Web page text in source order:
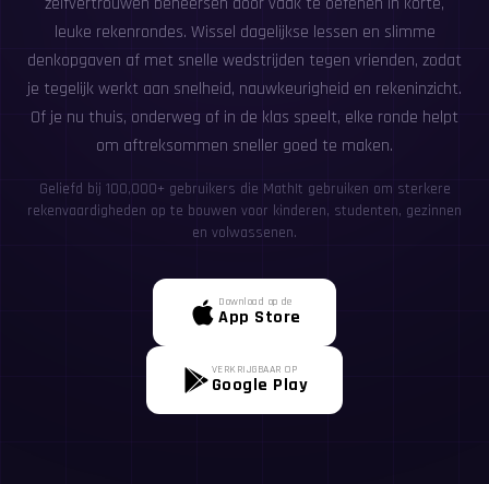
leuke rekenrondes. Wissel dagelijkse lessen en slimme
denkopgaven af met snelle wedstrijden tegen vrienden, zodat
je tegelijk werkt aan snelheid, nauwkeurigheid en rekeninzicht.
Of je nu thuis, onderweg of in de klas speelt, elke ronde helpt
om aftreksommen sneller goed te maken.
Geliefd bij 100,000+ gebruikers die MathIt gebruiken om sterkere
rekenvaardigheden op te bouwen voor kinderen, studenten, gezinnen
en volwassenen.
Download op de
App Store
VERKRIJGBAAR OP
Google Play